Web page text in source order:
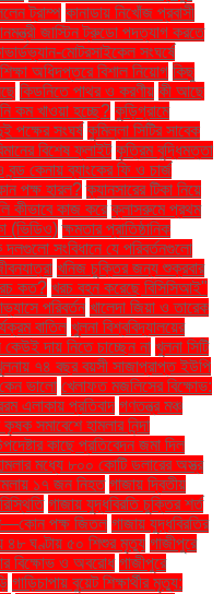
ট্রাম্প কানাডায় নিখোঁজ প্রবাসী
জাস্টিন ট্রুডো পদত্যাগ করতে
মোটরসাইকেল সংঘর্ষে
শিক্ষা অধিদপ্তরে বিশাল নিয়োগ কিছু
কিডনিতে পাথর ও করণীয় কী আছে
কম খাওয়া হচ্ছে? কুড়িগ্রামে
পক্ষের সংঘর্ষ কুমিল্লা সিটির সাবেক
বিশেষ ফ্লাইট কৃত্রিম বুদ্ধিমত্তা
বন্ড কেনায় ব্যাংকের ফি ও চার্জ
পক্ষ হারল? ক্যানসারের টিকা নিয়ে
কীভাবে কাজ করে ক্লাসরুমে প্রথম
(ভিডিও) ক্ষমতার প্রাতিষ্ঠানিক
দলগুলো সংবিধানে যে পরিবর্তনগুলো
খনিজ চুক্তির জন্য শুক্রবার
কত? খরচ বহন করেছে বিসিসিআই"
পরিবর্তন খালেদা জিয়া ও তারেক
বাতিল খুলনা বিশ্ববিদ্যালয়ের
দায় নিতে চাচ্ছেন না খুলনা সিটি
৭৪ বছর বয়সী সাজাপ্রাপ্ত ইউপি
ভালো খেলাফত মজলিসের বিক্ষোভ:
এলাকায় প্রতিবাদ গণতন্ত্র মঞ্চ
সমাবেশে হামলার নিন্দা
কাছে প্রতিবেদন জমা দিল
মধ্যে ৮০০ কোটি ডলারের অস্ত্র
১৭ জন নিহত গাজায় দ্বিতীয়
গাজায় যুদ্ধবিরতি চুক্তির শর্ত
পক্ষ জিতল গাজায় যুদ্ধবিরতির
৪৮ ঘণ্টায় ৫০ শিশুর মৃত্যু গাজীপুরে
বিক্ষোভ ও অবরোধ গাজীপুরে
গাড়িচাপায় বুয়েট শিক্ষার্থীর মৃত্যু: